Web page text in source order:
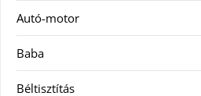
Autó-motor
Baba
Béltisztítás